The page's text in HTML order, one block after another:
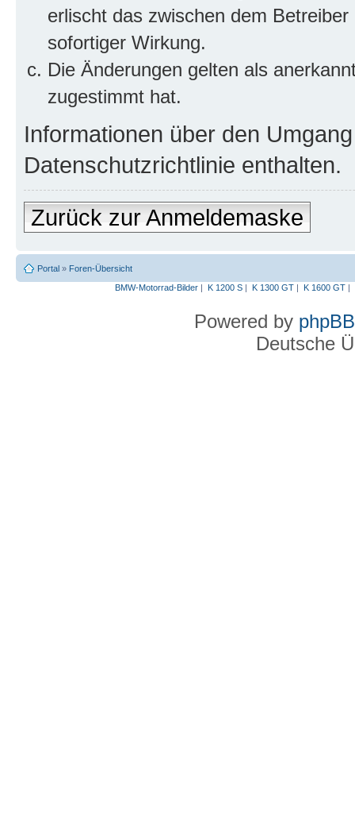
erlischt das zwischen dem
sofortiger Wirkung.
Die Änderungen gelten als
zugestimmt hat.
Informationen über den
Datenschutzrichtlinie enthalten.
Zurück zur Anmeldemaske
Portal » Foren-Übersicht
BMW-Motorrad-Bilder| K 1200 S| K 1300 GT| K 1600 GT|
Powered by phpBB
Deutsche